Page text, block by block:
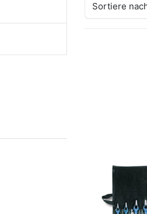
Sortiere
GEDORE
leer